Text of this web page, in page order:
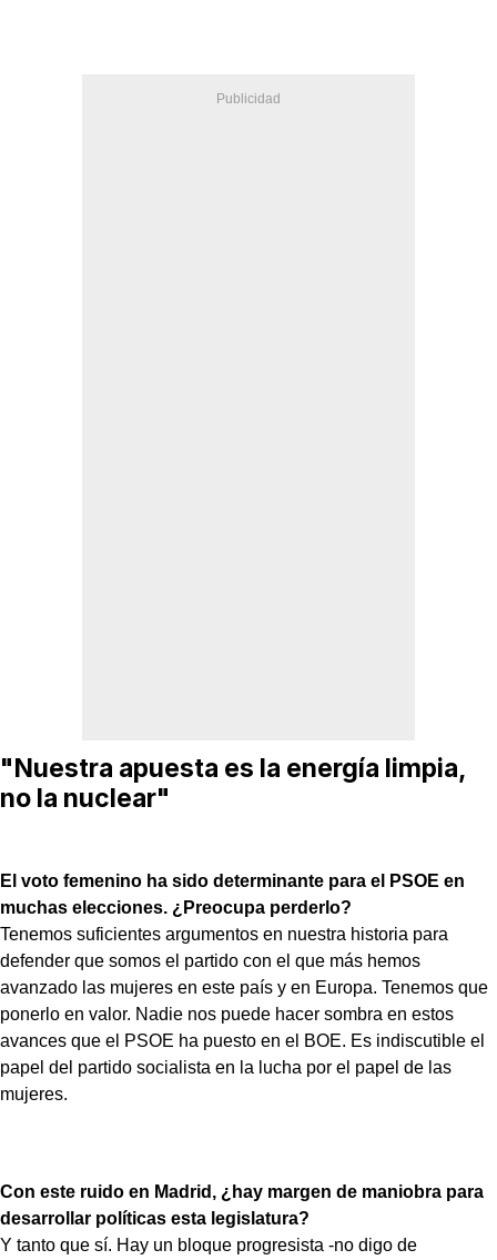
"Nuestra apuesta es la energía limpia,
no la nuclear"
El voto femenino ha sido determinante para el PSOE en
muchas elecciones. ¿Preocupa perderlo?
Tenemos suficientes argumentos en nuestra historia para
defender que somos el partido con el que más hemos
avanzado las mujeres en este país y en Europa. Tenemos que
ponerlo en valor. Nadie nos puede hacer sombra en estos
avances que el PSOE ha puesto en el BOE. Es indiscutible el
papel del partido socialista en la lucha por el papel de las
mujeres.
Con este ruido en Madrid, ¿hay margen de maniobra para
desarrollar políticas esta legislatura?
Y tanto que sí. Hay un bloque progresista -no digo de